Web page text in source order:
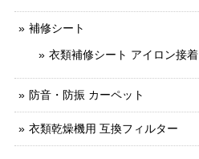
補修シート
衣類補修シート アイロン接着
防音・防振 カーペット
衣類乾燥機用 互換フィルター